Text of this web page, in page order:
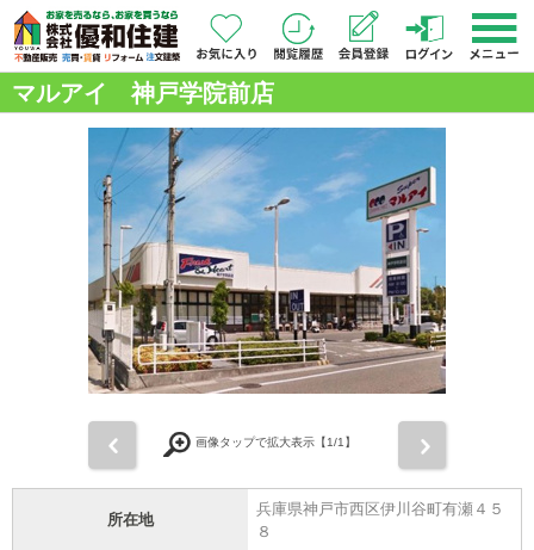
マルアイ 神戸学院前店
画像タップで拡大表示【1/1】
所在地
兵庫県神戸市西区伊川谷町有瀬４５
８